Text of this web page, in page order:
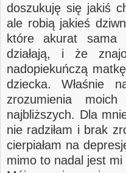
doszukuję się jakiś
ale robią jakieś
które akurat sama
działają, i że
nadopiekuńczą
dziecka. Właśnie
zrozumienia
najbliższych. Dla
nie radziłam i brak
cierpiałam na
mimo to nadal jest mi